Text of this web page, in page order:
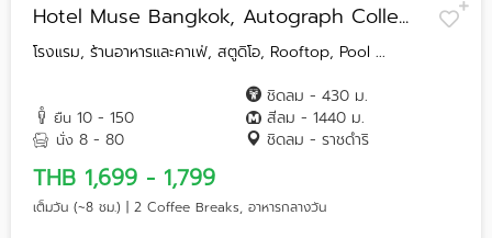
Hotel Muse Bangkok, Autograph Colle...
โรงแรม, ร้านอาหารและคาเฟ่, สตูดิโอ, Rooftop, Pool ...
ยืน 10 - 150
นั่ง 8 - 80
ชิดลม - 430 ม.
สีลม - 1440 ม.
ชิดลม - ราชดำริ
THB 1,699 - 1,799
เต็มวัน (~8 ชม.) | 2 Coffee Breaks, อาหารกลางวัน